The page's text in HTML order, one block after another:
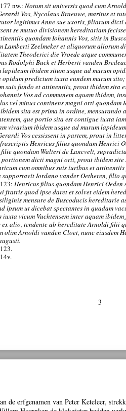
nw.:Notum sit universis quod cum
Vos, Nycolaus Braeuwe, maritus et
legitimus Anne sue uxoris, filiarum dicti
se mutuo divisionem hereditariam
quondam Iohannis Vos, sitis in
Lamberti Zeelmeker et aliquorum aliorum
Theoderici die Vroede atque
Rodolphi Buck et Herberti vanden
lapideum ibidem situm usque ad murum
predictum iuxta eundem murum
suis fundo et attinentiis, prout ibidem sita
Vos ad communem aquam ibidem,
vel minus continens magni orti
sita est prima in ordine, mensurando
que portio sita est contigue iuxta
vivarium ibidem usque ad murum
Vos cessissent in partem, prout in
Henricus filius quondam Henrici
quondam Walteri de Lancvelt,
dicti magni orti, prout ibidem site
cum omnibus suis iuribus et
supportavit Iordano vander Oetheren, filio
123:Henricus filius quondam Henrici
fratris quod ipse daret et solvet eidem
mensure de Buscoducis hereditarie
ipsum ut dicebat spectantes in quadam
iuxta vicum Vuchtensem inter aquam
ex alio, tendente ab hereditate Arnoldi filii
olim Arnoldi vanden Cloet, nunc eiusdem
3
de erfgenamen van Peter Keteleer,